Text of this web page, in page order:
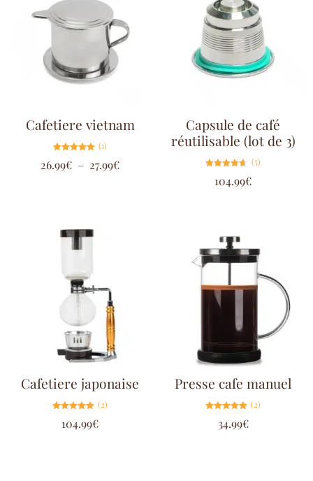
Cafetiere vietnam
5.00
sur 5
(1)
26.99€ – 27.99€
Capsule de café
réutilisable (lot de 3)
4.60
sur 5
(5)
104.99€
Cafetiere japonaise
5.00
sur 5
(2)
104.99€
Presse cafe manuel
5.00
sur 5
(2)
34.99€